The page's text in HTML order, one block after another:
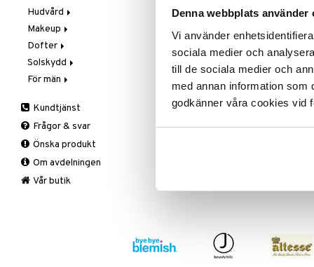
Denna webbplats använder
Vi använder
sociala medier och
till de sociala medier och
med annan information som
godkänner våra cookies vid
Black Jade Crosswear Totebag
CHARLOTTLINNÉA
239 kr (ord.325kr)
Steg 1: Rengöring
Steg 2: Exfoliering
Steg 3: Fukt
Hudvård
Exfoliering och masker
Fuktvård
Hand- och kroppsvård
Ögon- och läppvård
Serum
Makeup
Blush
Bryn
Concealer
Foundation
Läppstift
Lipgloss
Lipliner
Make-up penslar
Dofter
Aromatics Elixir
Calyx
Clinique Happy For Men
Solskydd
Solskydd
För män
Exfoliering
Fukt och skydd
Hudvård
Rakning och rengöring
Kundtjänst
Frågor & svar
Önska produkt
Om avdelningen
Vår butik